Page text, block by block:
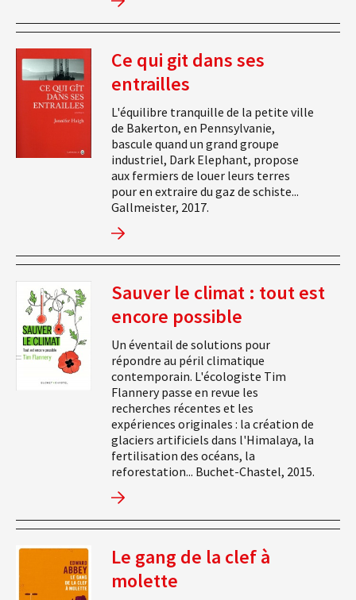
Ce qui git dans ses
entrailles
L'équilibre tranquille de la petite ville
de Bakerton, en Pennsylvanie,
bascule quand un grand groupe
industriel, Dark Elephant, propose
aux fermiers de louer leurs terres
pour en extraire du gaz de schiste...
Gallmeister, 2017.
Sauver le climat : tout est
encore possible
Un éventail de solutions pour
répondre au péril climatique
contemporain. L'écologiste Tim
Flannery passe en revue les
recherches récentes et les
expériences originales : la création de
glaciers artificiels dans l'Himalaya, la
fertilisation des océans, la
reforestation... Buchet-Chastel, 2015.
Le gang de la clef à
molette